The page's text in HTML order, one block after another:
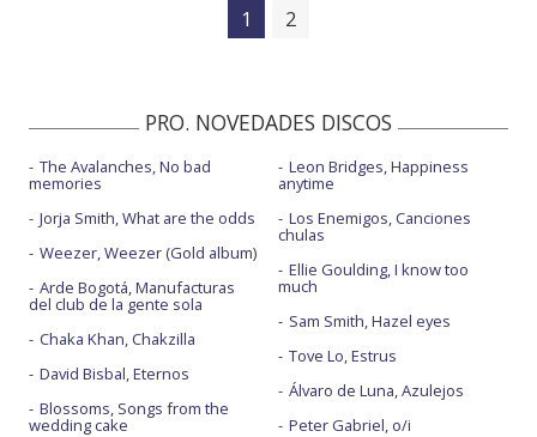
1 2
PRO. NOVEDADES DISCOS
The Avalanches, No bad
memories
Jorja Smith, What are the odds
Weezer, Weezer (Gold album)
Arde Bogotá, Manufacturas
del club de la gente sola
Chaka Khan, Chakzilla
David Bisbal, Eternos
Blossoms, Songs from the
wedding cake
Leon Bridges, Happiness
anytime
Los Enemigos, Canciones
chulas
Ellie Goulding, I know too
much
Sam Smith, Hazel eyes
Tove Lo, Estrus
Álvaro de Luna, Azulejos
Peter Gabriel, o/i